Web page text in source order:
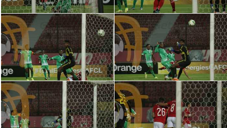
آسيا
أمريكا
ركن الألعاب
أقسام خاصة
Gamers
ميركاتو